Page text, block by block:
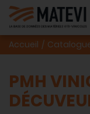
Accueil
PMH